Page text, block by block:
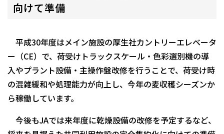
向けて準備
平成30年度はメイン施設の厚生社カントリーエレベータ
ー（CE）で、荷受けトラックスケール・色彩選別機の導
入やプラント設備・主操作盤改修を行うことで、荷受け時
の混雑緩和や処理能力が向上し、今年の麦収穫シーズンか
ら稼働しています。
今後もJAでは来年度に乾燥設備の改修を予定するなど、